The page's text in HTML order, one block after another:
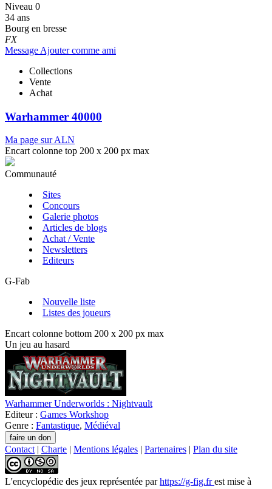
Niveau 0
34 ans
Bourg en bresse
FX
Message Ajouter comme ami
Collections
Vente
Achat
Warhammer 40000
Ma page sur ALN
Encart colonne top 200 x 200 px max
Communauté
Sites
Concours
Galerie photos
Articles de blogs
Achat / Vente
Newsletters
Editeurs
G-Fab
Nouvelle liste
Listes des joueurs
Encart colonne bottom 200 x 200 px max
Un jeu au hasard
Warhammer Underworlds : Nightvault
Editeur : Games Workshop
Genre : Fantastique, Médiéval
Contact | Charte | Mentions légales | Partenaires | Plan du site
L'encyclopédie des jeux représentée parhttps://g-fig.frest mise à